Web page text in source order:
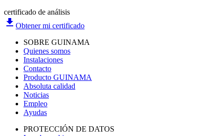
certificado de análisis
file_download Obtener mi certificado
SOBRE GUINAMA
Quienes somos
Instalaciones
Contacto
Producto GUINAMA
Absoluta calidad
Noticias
Empleo
Ayudas
PROTECCIÓN DE DATOS